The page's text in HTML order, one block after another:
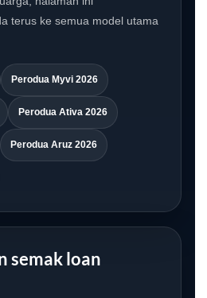
terus ke semua model utama
Perodua Myvi 2026
Perodua Ativa 2026
Perodua Aruz 2026
semak loan